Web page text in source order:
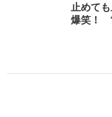
止めて
爆笑！